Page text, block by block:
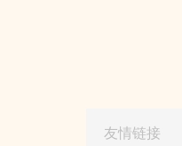
友情链接